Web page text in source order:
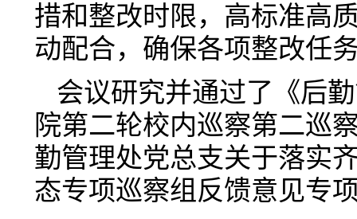
措和整改时限，高标准高
动配合，确保各项整改任
会议研究并通过了《后
院第二轮校内巡察第二巡
勤管理处党总支关于落实
态专项巡察组反馈意见专